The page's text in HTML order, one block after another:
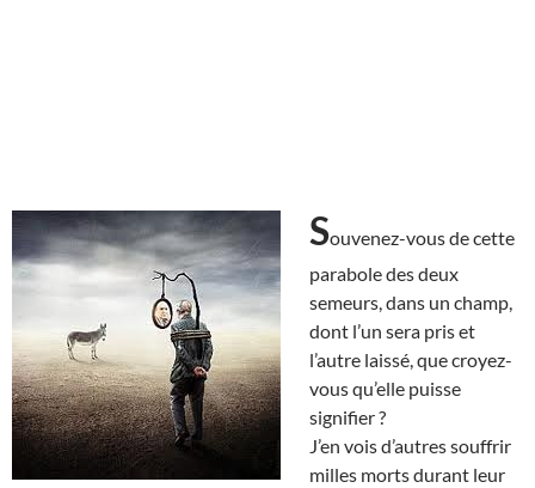
Souvenez-vous de cette
parabole des deux
semeurs, dans un champ,
dont l’un sera pris et
l’autre laissé, que croyez-
vous qu’elle puisse
signifier ?
J’en vois d’autres souffrir
milles morts durant leur